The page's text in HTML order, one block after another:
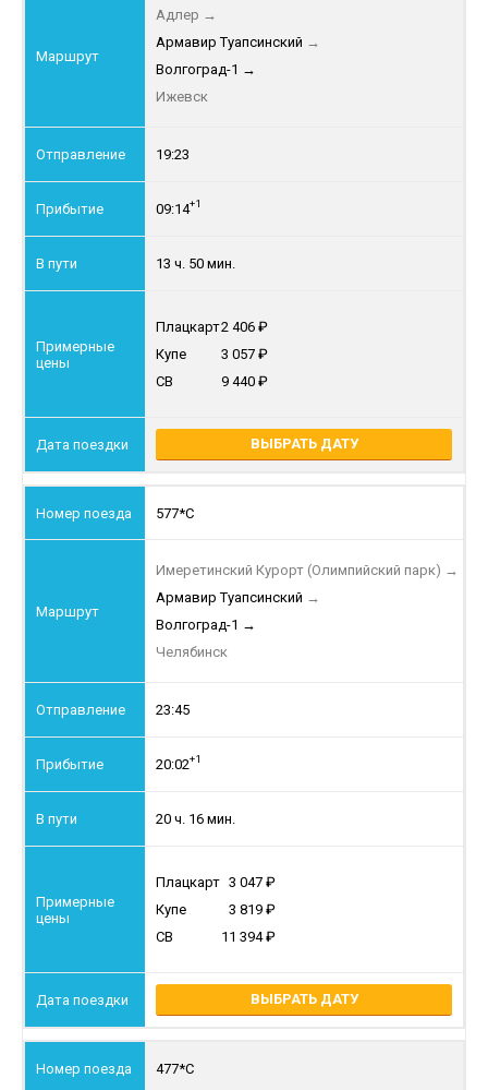
Адлер →
Армавир Туапсинский →
Волгоград-1 →
Ижевск
19:23
09:14+1
13 ч. 50 мин.
Плацкарт2 406
Купе
3 057
СВ
9 440
ВЫБРАТЬ ДАТУ
577*С
Имеретинский Курорт (Олимпийский парк) →
Армавир Туапсинский →
Волгоград-1 →
Челябинск
23:45
20:02+1
20 ч. 16 мин.
Плацкарт 3 047
Купе
3 819
СВ
11 394
ВЫБРАТЬ ДАТУ
477*С